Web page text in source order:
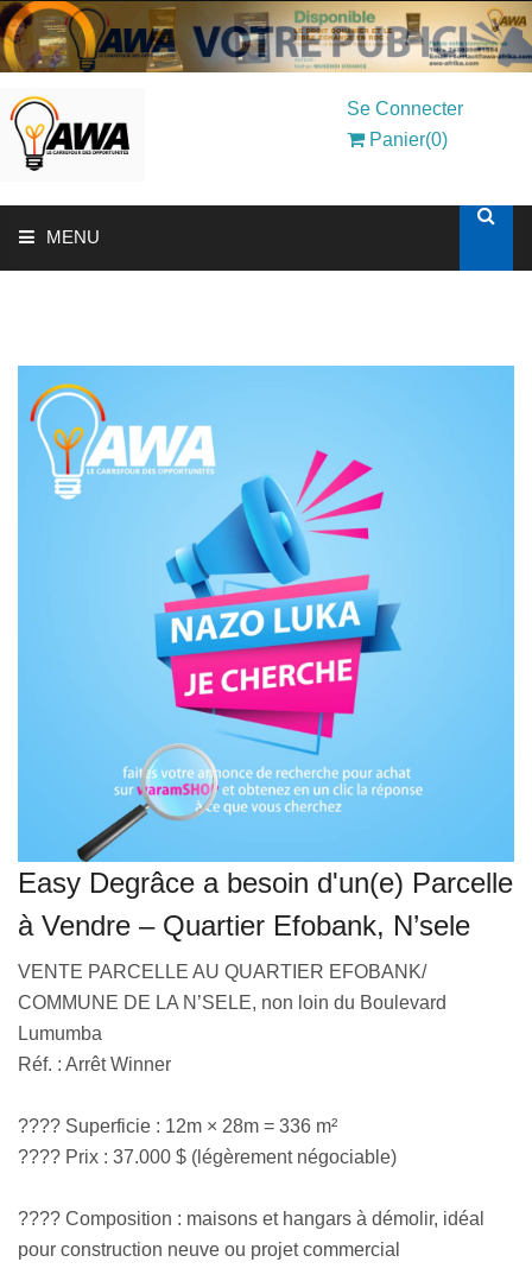
Se Connecter
Panier(0)
MENU
SOLUTIONS AUX ENTREPRISES
MON COMPTE
AWASHOP
VEILLE JURIDIQUE ET FISCALE
LES ANALYSES
Easy Degrâce a besoin d'un(e) Parcelle
à Vendre – Quartier Efobank, N’sele
VENTE PARCELLE AU QUARTIER EFOBANK/
COMMUNE DE LA N’SELE, non loin du Boulevard
Lumumba
Réf. : Arrêt Winner
???? Superficie : 12m × 28m = 336 m²
???? Prix : 37.000 $ (légèrement négociable)
???? Composition : maisons et hangars à démolir, idéal
pour construction neuve ou projet commercial